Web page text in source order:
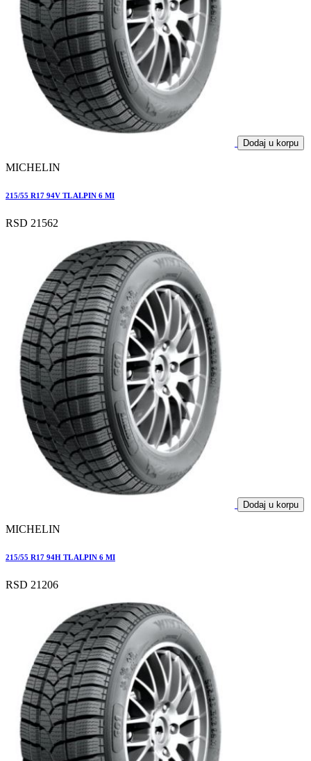
Dodaj u korpu
MICHELIN
215/55 R17 94V TL ALPIN 6 MI
RSD 21562
Dodaj u korpu
MICHELIN
215/55 R17 94H TL ALPIN 6 MI
RSD 21206